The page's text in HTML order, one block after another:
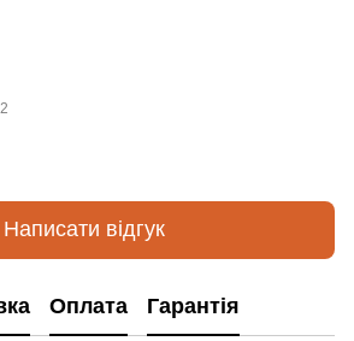
Написати відгук
Оплата Гарантія